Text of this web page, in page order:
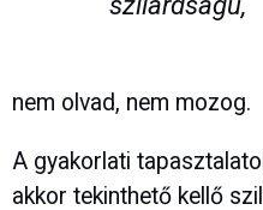
nem olvad, nem mozog.
A gyakorlati
akkor tekinthető kellő